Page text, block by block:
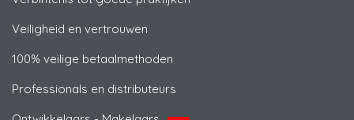
Veiligheid en vertrouwen
100% veilige betaalmethoden
Professionals en distributeurs